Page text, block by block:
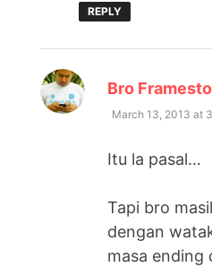
REPLY
Bro
March 13, 2013 at
Itu la pasal…
Tapi bro
dengan
masa ending